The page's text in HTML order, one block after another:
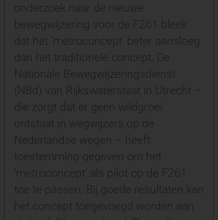
onderzoek naar de nieuwe
bewegwijzering voor de F261 bleek
dat het ‘metroconcept’ beter aansloeg
dan het traditionele concept. De
Nationale Bewegwijzeringsdienst
(NBd) van Rijkswaterstaat in Utrecht –
die zorgt dat er geen wildgroei
ontstaat in wegwijzers op de
Nederlandse wegen – heeft
toestemming gegeven om het
‘metroconcept’ als pilot op de F261
toe te passen. Bij goede resultaten kan
het concept toegevoegd worden aan